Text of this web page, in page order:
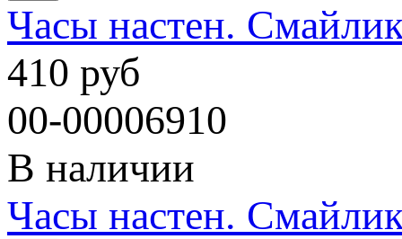
Часы настен.
410 руб
00-00006910
В наличии
Часы настен.